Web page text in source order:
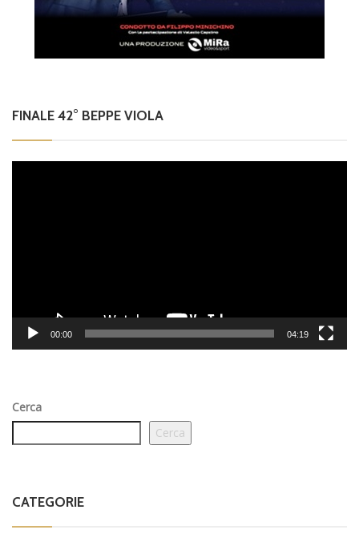
FINALE 42° BEPPE VIOLA
00:00 04:19
Cerca
Cerca
CATEGORIE